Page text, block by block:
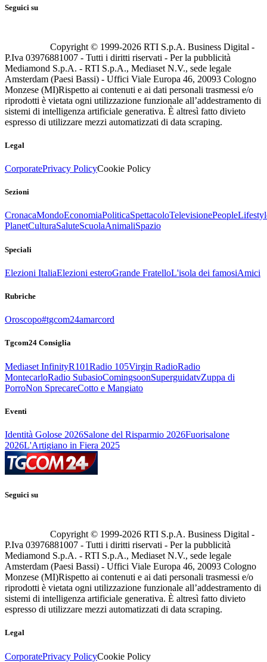
Seguici su
Copyright © 1999-2026 RTI S.p.A. Business Digital -
P.Iva 03976881007 - Tutti i diritti riservati - Per la pubblicità
Mediamond S.p.A. - RTI S.p.A., Mediaset N.V., sede legale
Amsterdam (Paesi Bassi) - Uffici Viale Europa 46, 20093 Cologno
Monzese (MI)Rispetto ai contenuti e ai dati personali trasmessi e/o
riprodotti è vietata ogni utilizzazione funzionale all’addestramento di
sistemi di intelligenza artificiale generativa. È altresì fatto divieto
espresso di utilizzare mezzi automatizzati di data scraping.
Legal
CorporatePrivacy PolicyCookie Policy
Sezioni
CronacaMondoEconomiaPoliticaSpettacoloTelevisionePeople
PlanetCulturaSaluteScuolaAnimaliSpazio
Speciali
Elezioni ItaliaElezioni esteroGrande FratelloL'isola dei famosiAmici
Rubriche
Oroscopo#tgcom24amarcord
Tgcom24 Consiglia
Mediaset InfinityR101Radio 105Virgin RadioRadio
MontecarloRadio SubasioComingsoonSuperguidatvZuppa di
PorroNon SprecareCotto e Mangiato
Eventi
Identità Golose 2026Salone del Risparmio 2026Fuorisalone
2026L'Artigiano in Fiera 2025
Seguici su
Copyright © 1999-2026 RTI S.p.A. Business Digital -
P.Iva 03976881007 - Tutti i diritti riservati - Per la pubblicità
Mediamond S.p.A. - RTI S.p.A., Mediaset N.V., sede legale
Amsterdam (Paesi Bassi) - Uffici Viale Europa 46, 20093 Cologno
Monzese (MI)Rispetto ai contenuti e ai dati personali trasmessi e/o
riprodotti è vietata ogni utilizzazione funzionale all’addestramento di
sistemi di intelligenza artificiale generativa. È altresì fatto divieto
espresso di utilizzare mezzi automatizzati di data scraping.
Legal
CorporatePrivacy PolicyCookie Policy